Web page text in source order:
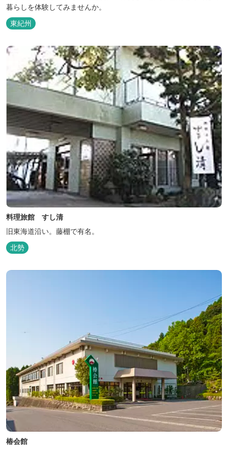
暮らしを体験してみませんか。
東紀州
料理旅館 すし清
旧東海道沿い。藤棚で有名。
北勢
椿会館